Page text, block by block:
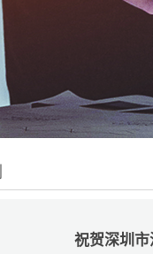
祝贺深圳